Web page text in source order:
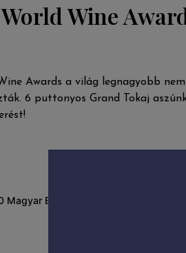
Wine
Awards a világ legnagyobb
6 puttonyos Grand Tokaj
Magyar Bor – 2020